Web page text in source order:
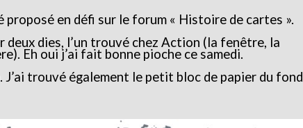
en défi sur le forum « Histoire de cartes ».
deux dies, l’un trouvé chez Action (la fenêtre, la
Eh oui j’ai fait bonne pioche ce samedi.
trouvé également le petit bloc de papier du fond